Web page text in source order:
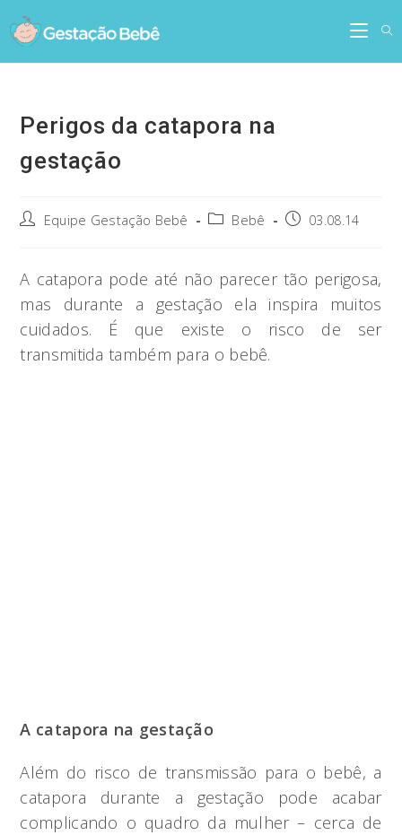
to
content
Perigos da catapora na
gestação
PostEquipe Gestação Bebê
PostBebê
Post03.08.14
A catapora pode até não parecer tão perigosa,
mas durante a gestação ela inspira muitos
cuidados. É que existe o risco de ser
transmitida também para o bebê.
A catapora na gestação
Além do risco de transmissão para o bebê, a
catapora durante a gestação pode acabar
complicando o quadro da mulher – cerca de